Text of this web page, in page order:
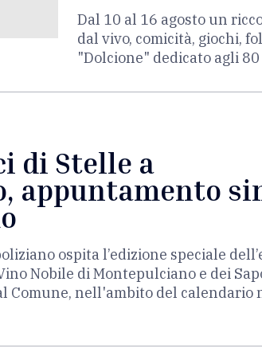
Dal 10 al 16 agosto un
dal vivo, comicità, giochi,
"Dolcione" dedicato agli
di Stelle a
appuntamento
ospita l’edizione speciale
Nobile di Montepulciano e dei
Comune, nell'ambito del calendario